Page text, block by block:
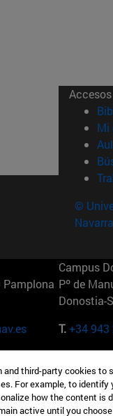
Mi
©
Navarra
Pamplona
Campus
Pº de
Donostia-
T.+34 943
165 W
EE.UU
third-party cookies to
For example, to
how the content is
active until you